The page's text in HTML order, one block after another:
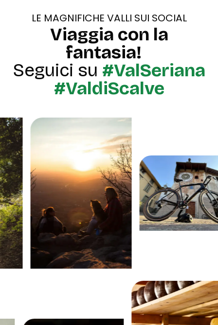
LE MAGNIFICHE VALLI SUI SOCIAL
Viaggia con la
fantasia!
Seguici su #ValSeriana
#ValdiScalve